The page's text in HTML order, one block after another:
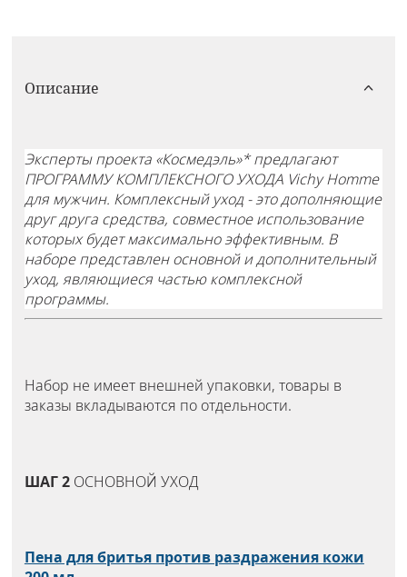
Описание
Эксперты проекта «Космедэль»* предлагают
ПРОГРАММУ КОМПЛЕКСНОГО УХОДА Vichy Homme
для мужчин. Комплексный уход - это дополняющие
друг друга средства, совместное использование
которых будет максимально эффективным. В
наборе представлен основной и дополнительный
уход, являющиеся частью комплексной
программы.
Набор не имеет внешней упаковки, товары в
заказы вкладываются по отдельности.
ШАГ 2ОСНОВНОЙ УХОД
Пена для бритья против раздражения кожи